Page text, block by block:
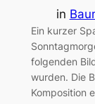
in
Ein kurzer
folgenden
wurden. Die
Komposition